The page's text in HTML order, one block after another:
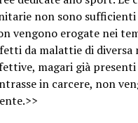
non sono
vengono erogate nei
da malattie di diversa
magari già
in carcere, non